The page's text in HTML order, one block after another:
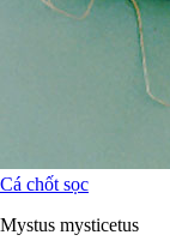
Cá chốt sọc
Mystus mysticetus